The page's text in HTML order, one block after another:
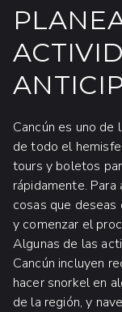
Cancún es uno
de todo el
tours y boletos
rápidamente.
cosas que deseas
y comenzar el
Algunas de las
Cancún incluyen
hacer snorkel en
de la región, y